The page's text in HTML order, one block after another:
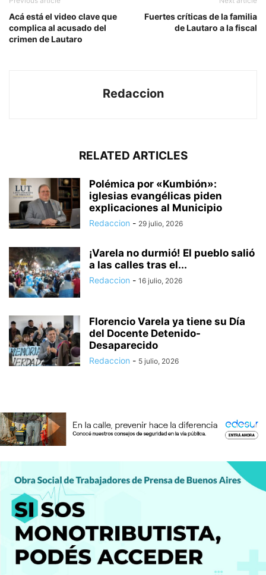
Acá está el video clave que
complica al acusado del
crimen de Lautaro
Fuertes críticas de la familia
de Lautaro a la fiscal
Redaccion
RELATED ARTICLES
Polémica por «Kumbión»:
iglesias evangélicas piden
explicaciones al Municipio
Redaccion - 29 julio, 2026
¡Varela no durmió! El pueblo salió
a las calles tras el...
Redaccion - 16 julio, 2026
Florencio Varela ya tiene su Día
del Docente Detenido-
Desaparecido
Redaccion - 5 julio, 2026